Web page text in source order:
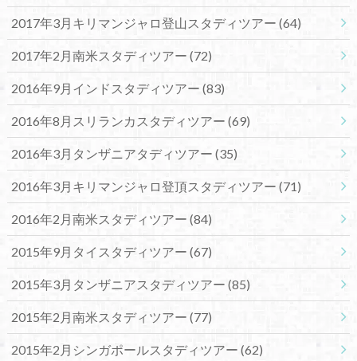
2017年3月キリマンジャロ登山スタディツアー (64)
2017年2月南米スタディツアー (72)
2016年9月インドスタディツアー (83)
2016年8月スリランカスタディツアー (69)
2016年3月タンザニアタディツアー (35)
2016年3月キリマンジャロ登頂スタディツアー (71)
2016年2月南米スタディツアー (84)
2015年9月タイスタディツアー (67)
2015年3月タンザニアスタディツアー (85)
2015年2月南米スタディツアー (77)
2015年2月シンガポールスタディツアー (62)